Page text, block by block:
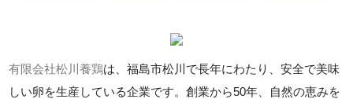
有限会社松川養鶏は、福島市松川で長年にわたり、安全で美味
しい卵を生産している企業です。創業から50年、自然の恵みを